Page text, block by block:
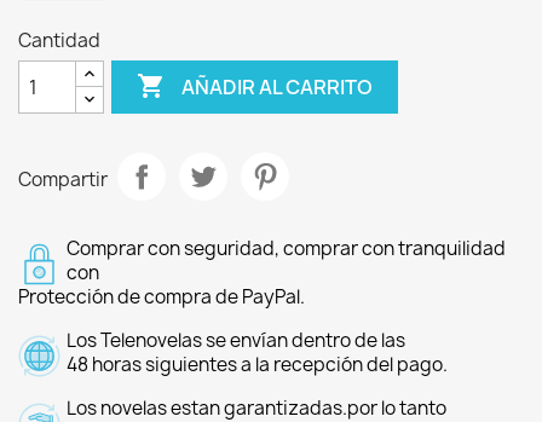
Cantidad
 AÑADIR AL CARRITO
Compartir
Comprar con seguridad, comprar con tranquilidad
con
Protección de compra de PayPal.
Los Telenovelas se envían dentro de las
48 horas siguientes a la recepción del pago.
Los novelas estan garantizadas.por lo tanto